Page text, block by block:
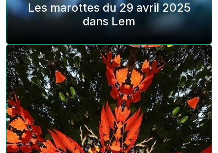
Les marottes du 29 avril 2025
dans Lem